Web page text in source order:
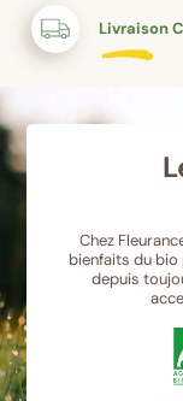
Livraison
Chez
bienfaits du
depuis